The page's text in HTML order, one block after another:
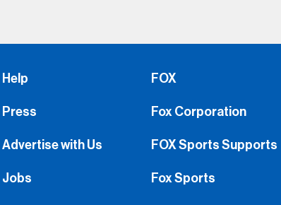
Help
Press
Advertise with Us
Jobs
FOX
Fox Corporation
FOX Sports Supports
Fox Sports